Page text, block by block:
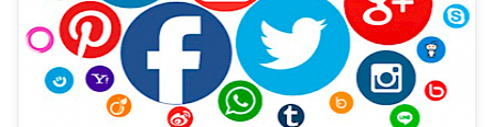
Estudiantes
Académicos
ACCESOS DIRECTOS
Admisión launch